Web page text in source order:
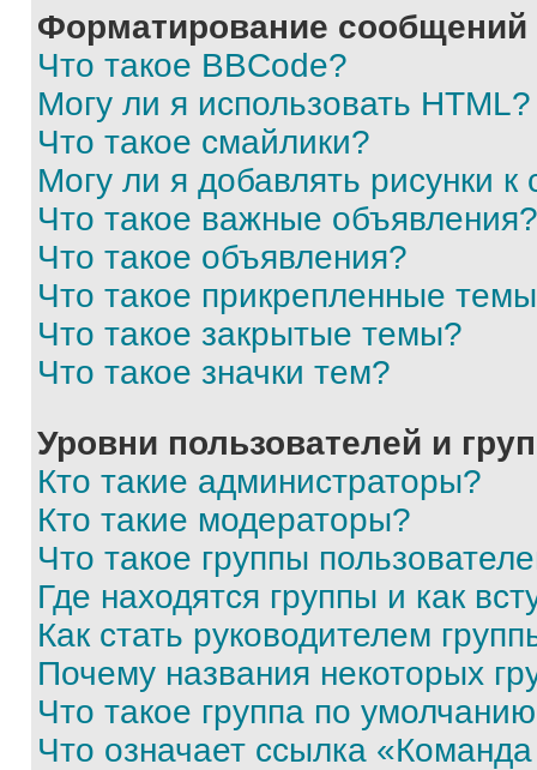
Форматирование
Что такое BBCode?
Могу ли я использовать HTML?
Что такое смайлики?
Могу ли я добавлять рисунки
Что такое важные объявления?
Что такое объявления?
Что такое прикрепленные
Что такое закрытые темы?
Что такое значки тем?
Уровни пользователей и
Кто такие администраторы?
Кто такие модераторы?
Что такое группы
Где находятся группы и как
Как стать руководителем
Почему названия некоторых
Что такое группа по
Что означает ссылка